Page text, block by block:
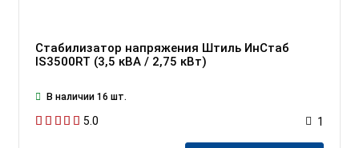
Стабилизатор напряжения Штиль ИнСтаб
IS3500RT (3,5 кВА / 2,75 кВт)
В наличии 16 шт.
5.0 1